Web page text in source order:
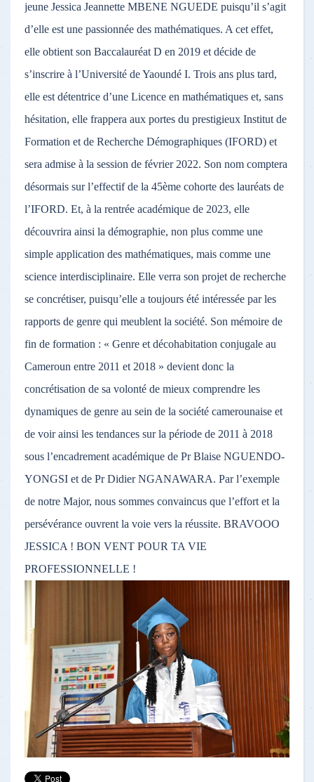
jeune Jessica Jeannette MBENE NGUEDE puisqu’il s’agit
d’elle est une passionnée des mathématiques. A cet effet,
elle obtient son Baccalauréat D en 2019 et décide de
s’inscrire à l’Université de Yaoundé I. Trois ans plus tard,
elle est détentrice d’une Licence en mathématiques et, sans
hésitation, elle frappera aux portes du prestigieux Institut de
Formation et de Recherche Démographiques (IFORD) et
sera admise à la session de février 2022. Son nom comptera
désormais sur l’effectif de la 45ème cohorte des lauréats de
l’IFORD. Et, à la rentrée académique de 2023, elle
découvrira ainsi la démographie, non plus comme une
simple application des mathématiques, mais comme une
science interdisciplinaire. Elle verra son projet de recherche
se concrétiser, puisqu’elle a toujours été intéressée par les
rapports de genre qui meublent la société. Son mémoire de
fin de formation : « Genre et décohabitation conjugale au
Cameroun entre 2011 et 2018 » devient donc la
concrétisation de sa volonté de mieux comprendre les
dynamiques de genre au sein de la société camerounaise et
de voir ainsi les tendances sur la période de 2011 à 2018
sous l’encadrement académique de Pr Blaise NGUENDO-
YONGSI et de Pr Didier NGANAWARA. Par l’exemple
de notre Major, nous sommes convaincus que l’effort et la
persévérance ouvrent la voie vers la réussite. BRAVOOO
JESSICA ! BON VENT POUR TA VIE
PROFESSIONNELLE !